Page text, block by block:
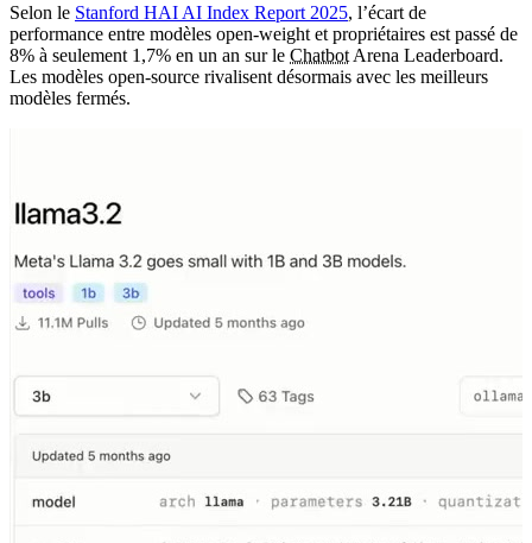
Selon le Stanford HAI AI Index Report 2025, l’écart de
performance entre modèles open-weight et propriétaires est passé de
8% à seulement 1,7% en un an sur le Chatbot Arena Leaderboard.
Les modèles open-source rivalisent désormais avec les meilleurs
modèles fermés.